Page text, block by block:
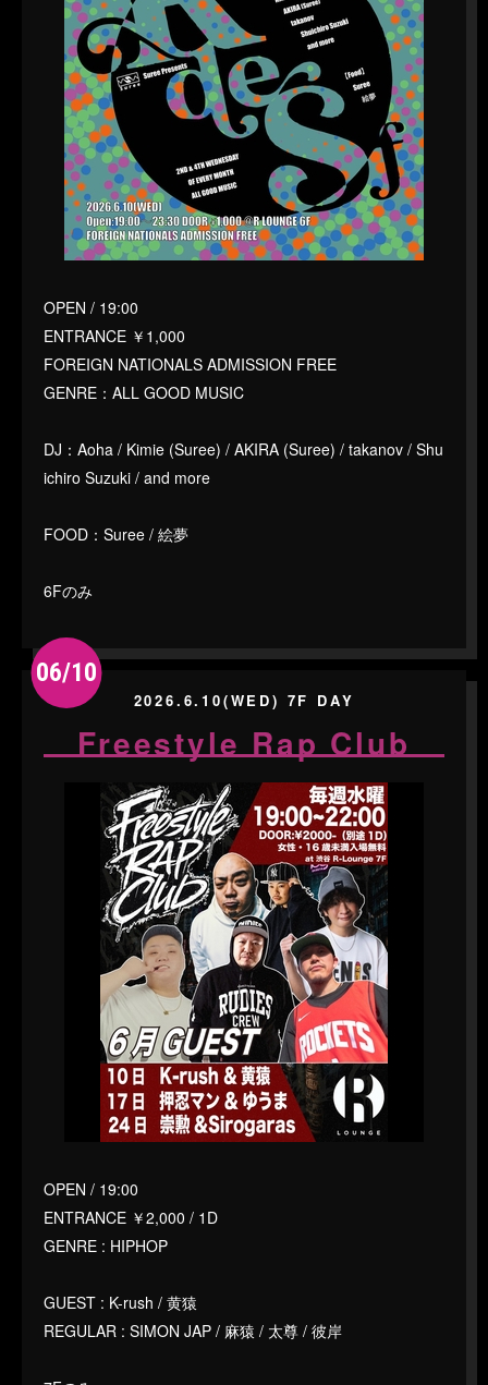
OPEN / 19:00
ENTRANCE ￥1,000
FOREIGN NATIONALS ADMISSION FREE
GENRE：ALL GOOD MUSIC
DJ：Aoha / Kimie (Suree) / AKIRA (Suree) / takanov / Shu
ichiro Suzuki / and more
FOOD：Suree / 絵夢
6Fのみ
06/10
2026.6.10(WED) 7F DAY
Freestyle Rap Club
OPEN / 19:00
ENTRANCE ￥2,000 / 1D
GENRE : HIPHOP
GUEST : K-rush / 黄猿
REGULAR : SIMON JAP / 麻猿 / 太尊 / 彼岸